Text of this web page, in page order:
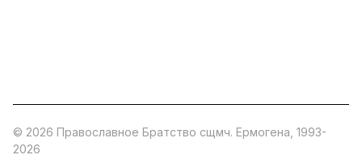
© 2026 Православное Братство сщмч. Ермогена, 1993-
2026